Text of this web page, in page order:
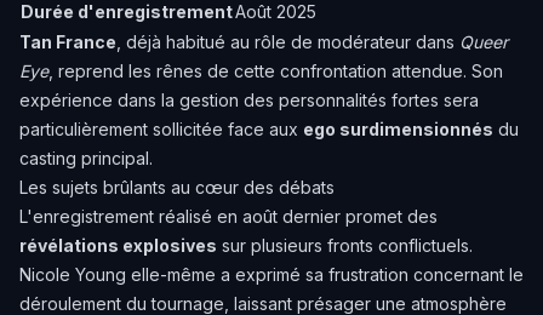
Durée d'enregistrementAoût 2025
Tan France , déjà habitué au rôle de modérateur dans Queer
Eye, reprend les rênes de cette confrontation attendue. Son
expérience dans la gestion des personnalités fortes sera
particulièrement sollicitée face aux ego surdimensionnés du
casting principal.
Les sujets brûlants au cœur des débats
L'enregistrement réalisé en août dernier promet des
révélations explosives sur plusieurs fronts conflictuels.
Nicole Young elle-même a exprimé sa frustration concernant le
déroulement du tournage, laissant présager une atmosphère